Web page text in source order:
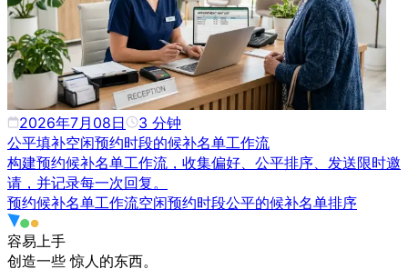
2026年7月08日 3 分钟
公平填补空闲预约时段的候补名单工作流
构建预约候补名单工作流，收集偏好、公平排序、发送限时邀
请，并记录每一次回复。
预约候补名单工作流空闲预约时段公平的候补名单排序
容易上手
创造一些惊人的东西。